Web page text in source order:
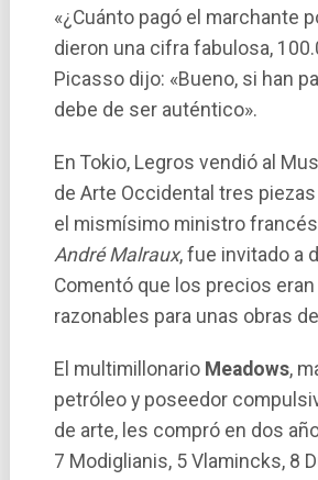
«¿Cuánto pagó el marchante
dieron una cifra fabulosa,
Picasso dijo: «Bueno, si han
debe de ser auténtico».
En Tokio, Legros vendió al
de Arte Occidental tres
el mismísimo ministro
André Malraux, fue invitado a
Comentó que los precios eran
razonables para unas obras
El multimillonario Meadows,
petróleo y poseedor
de arte, les compró en dos
7 Modiglianis, 5 Vlamincks, 8